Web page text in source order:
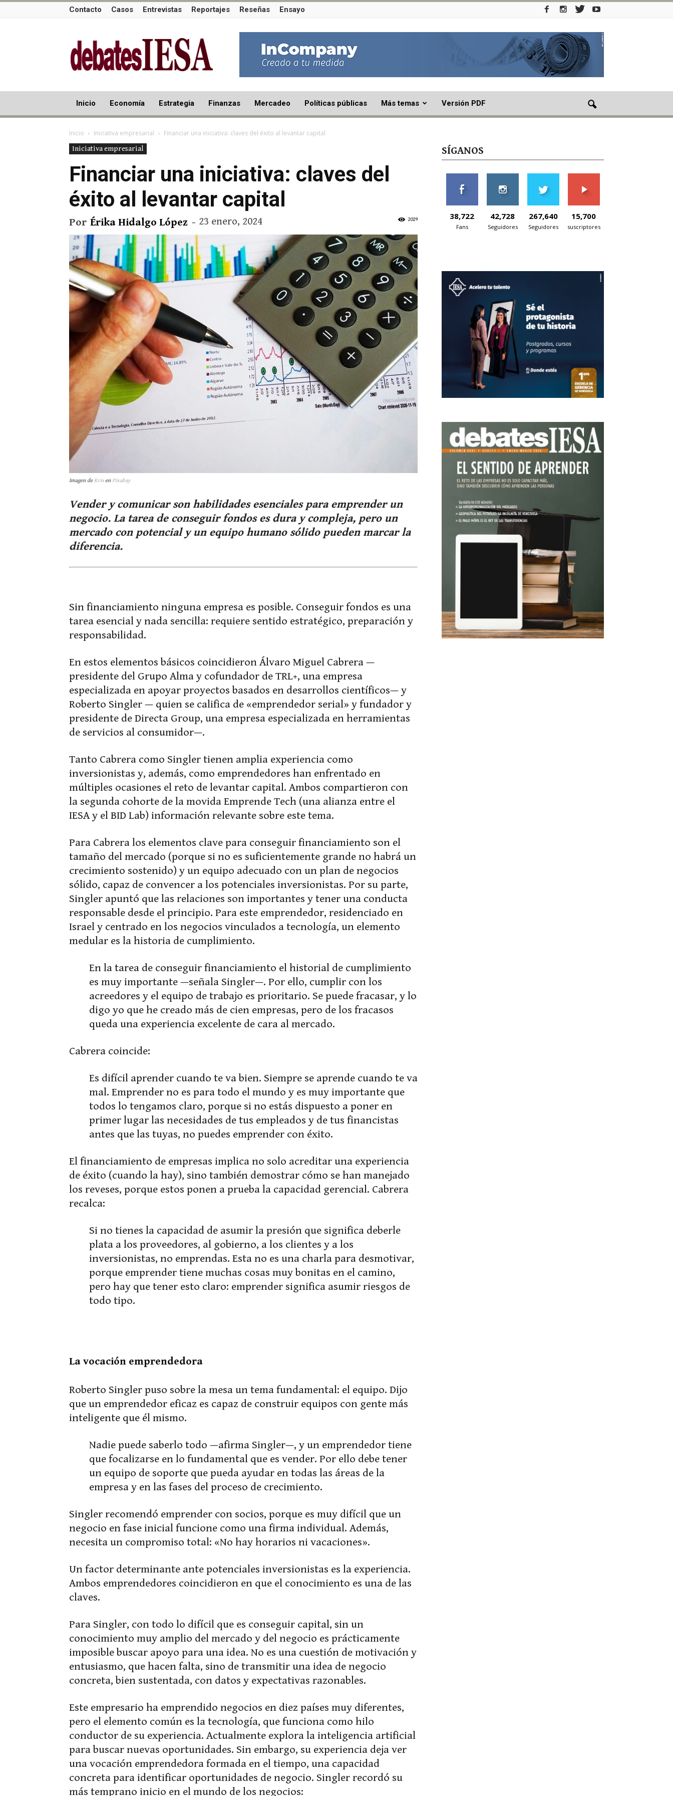
Contacto Casos Entrevistas Reportajes Reseñas Ensayo
Inicio Economía Estrategia Finanzas Mercadeo Políticas públicas Más temas Versión PDF
Inicio Iniciativa empresarial
Financiar una iniciativa: claves del éxito al levantar capital
Iniciativa empresarial
Financiar una iniciativa: claves del
éxito al levantar capital
Por Érika Hidalgo López - 23 enero, 2024 2029
Imagen deKrisenPixabay
Vender y comunicar son habilidades esenciales para emprender un
negocio. La tarea de conseguir fondos es dura y compleja, pero un
mercado con potencial y un equipo humano sólido pueden marcar la
diferencia.
Sin financiamiento ninguna empresa es posible. Conseguir fondos es una
tarea esencial y nada sencilla: requiere sentido estratégico, preparación y
responsabilidad.
En estos elementos básicos coincidieron Álvaro Miguel Cabrera —
presidente del Grupo Alma y cofundador de TRL+, una empresa
especializada en apoyar proyectos basados en desarrollos científicos— y
Roberto Singler — quien se califica de «emprendedor serial» y fundador y
presidente de Directa Group, una empresa especializada en herramientas
de servicios al consumidor—.
Tanto Cabrera como Singler tienen amplia experiencia como
inversionistas y, además, como emprendedores han enfrentado en
múltiples ocasiones el reto de levantar capital. Ambos compartieron con
la segunda cohorte de la movida Emprende Tech (una alianza entre el
IESA y el BID Lab) información relevante sobre este tema.
Para Cabrera los elementos clave para conseguir financiamiento son el
tamaño del mercado (porque si no es suficientemente grande no habrá un
crecimiento sostenido) y un equipo adecuado con un plan de negocios
sólido, capaz de convencer a los potenciales inversionistas. Por su parte,
Singler apuntó que las relaciones son importantes y tener una conducta
responsable desde el principio. Para este emprendedor, residenciado en
Israel y centrado en los negocios vinculados a tecnología, un elemento
medular es la historia de cumplimiento.
En la tarea de conseguir financiamiento el historial de cumplimiento
es muy importante —señala Singler—. Por ello, cumplir con los
acreedores y el equipo de trabajo es prioritario. Se puede fracasar, y lo
digo yo que he creado más de cien empresas, pero de los fracasos
queda una experiencia excelente de cara al mercado.
Cabrera coincide:
Es difícil aprender cuando te va bien. Siempre se aprende cuando te va
mal. Emprender no es para todo el mundo y es muy importante que
todos lo tengamos claro, porque si no estás dispuesto a poner en
primer lugar las necesidades de tus empleados y de tus financistas
antes que las tuyas, no puedes emprender con éxito.
El financiamiento de empresas implica no solo acreditar una experiencia
de éxito (cuando la hay), sino también demostrar cómo se han manejado
los reveses, porque estos ponen a prueba la capacidad gerencial. Cabrera
recalca:
Si no tienes la capacidad de asumir la presión que significa deberle
plata a los proveedores, al gobierno, a los clientes y a los
inversionistas, no emprendas. Esta no es una charla para desmotivar,
porque emprender tiene muchas cosas muy bonitas en el camino,
pero hay que tener esto claro: emprender significa asumir riesgos de
todo tipo.
La vocación emprendedora
Roberto Singler puso sobre la mesa un tema fundamental: el equipo. Dijo
que un emprendedor eficaz es capaz de construir equipos con gente más
inteligente que él mismo.
Nadie puede saberlo todo —afirma Singler—, y un emprendedor tiene
que focalizarse en lo fundamental que es vender. Por ello debe tener
un equipo de soporte que pueda ayudar en todas las áreas de la
empresa y en las fases del proceso de crecimiento.
Singler recomendó emprender con socios, porque es muy difícil que un
negocio en fase inicial funcione como una firma individual. Además,
necesita un compromiso total: «No hay horarios ni vacaciones».
Un factor determinante ante potenciales inversionistas es la experiencia.
Ambos emprendedores coincidieron en que el conocimiento es una de las
claves.
Para Singler, con todo lo difícil que es conseguir capital, sin un
conocimiento muy amplio del mercado y del negocio es prácticamente
imposible buscar apoyo para una idea. No es una cuestión de motivación y
entusiasmo, que hacen falta, sino de transmitir una idea de negocio
concreta, bien sustentada, con datos y expectativas razonables.
Este empresario ha emprendido negocios en diez países muy diferentes,
pero el elemento común es la tecnología, que funciona como hilo
conductor de su experiencia. Actualmente explora la inteligencia artificial
para buscar nuevas oportunidades. Sin embargo, su experiencia deja ver
una vocación emprendedora formada en el tiempo, una capacidad
concreta para identificar oportunidades de negocio. Singler recordó su
más temprano inicio en el mundo de los negocios:
SÍGANOS
38,722
Fans
42,728
Seguidores
267,640
Seguidores
15,700
suscriptores